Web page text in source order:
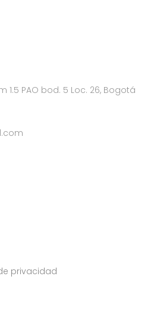
1.5 PAO bod. 5 Loc. 26, Bogotá
privacidad